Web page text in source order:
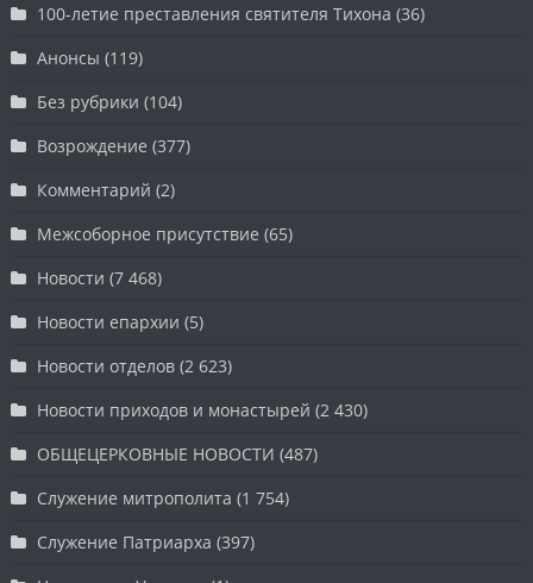
100-летие преставления святителя Тихона (36)
Анонсы (119)
Без рубрики (104)
Возрождение (377)
Комментарий (2)
Межсоборное присутствие (65)
Новости (7 468)
Новости епархии (5)
Новости отделов (2 623)
Новости приходов и монастырей (2 430)
ОБЩЕЦЕРКОВНЫЕ НОВОСТИ (487)
Служение митрополита (1 754)
Служение Патриарха (397)